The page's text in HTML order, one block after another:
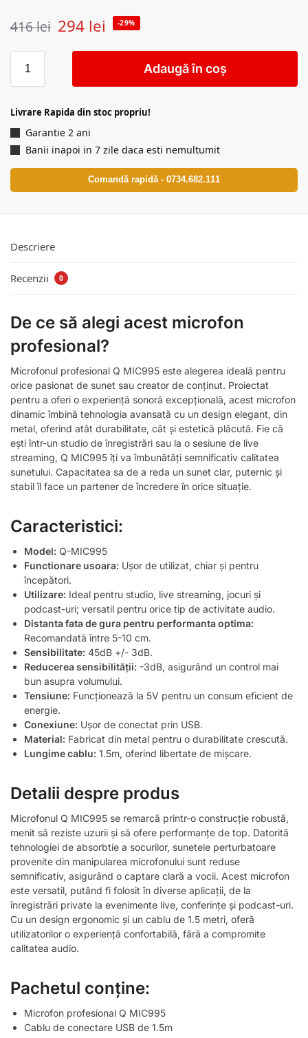
416lei 294 lei -29%
Adaugă în coș
Livrare Rapida din stoc propriu!
Garantie 2 ani
Banii inapoi in 7 zile daca esti nemultumit
Comandă rapidă - 0734.682.111
Descriere
Recenzii 0
De ce să alegi acest microfon
profesional?
Microfonul profesional Q MIC995 este alegerea ideală pentru
orice pasionat de sunet sau creator de conținut. Proiectat
pentru a oferi o experiență sonoră excepțională, acest microfon
dinamic îmbină tehnologia avansată cu un design elegant, din
metal, oferind atât durabilitate, cât și estetică plăcută. Fie că
ești într-un studio de înregistrări sau la o sesiune de live
streaming, Q MIC995 îți va îmbunătăți semnificativ calitatea
sunetului. Capacitatea sa de a reda un sunet clar, puternic și
stabil îl face un partener de încredere în orice situație.
Caracteristici:
Model: Q-MIC995
Functionare usoara: Ușor de utilizat, chiar și pentru
începători.
Utilizare: Ideal pentru studio, live streaming, jocuri și
podcast-uri; versatil pentru orice tip de activitate audio.
Distanta fata de gura pentru performanta optima:
Recomandată între 5-10 cm.
Sensibilitate: 45dB +/- 3dB.
Reducerea sensibilității: -3dB, asigurând un control mai
bun asupra volumului.
Tensiune: Funcționează la 5V pentru un consum eficient de
energie.
Conexiune: Ușor de conectat prin USB.
Material: Fabricat din metal pentru o durabilitate crescută.
Lungime cablu: 1.5m, oferind libertate de mișcare.
Detalii despre produs
Microfonul Q MIC995 se remarcă printr-o construcție robustă,
menit să reziste uzurii și să ofere performanțe de top. Datorită
tehnologiei de absorbtie a socurilor, sunetele perturbatoare
provenite din manipularea microfonului sunt reduse
semnificativ, asigurând o captare clară a vocii. Acest microfon
este versatil, putând fi folosit în diverse aplicații, de la
înregistrări private la evenimente live, conferințe și podcast-uri.
Cu un design ergonomic și un cablu de 1.5 metri, oferă
utilizatorilor o experiență confortabilă, fără a compromite
calitatea audio.
Pachetul conține:
Microfon profesional Q MIC995
Cablu de conectare USB de 1.5m